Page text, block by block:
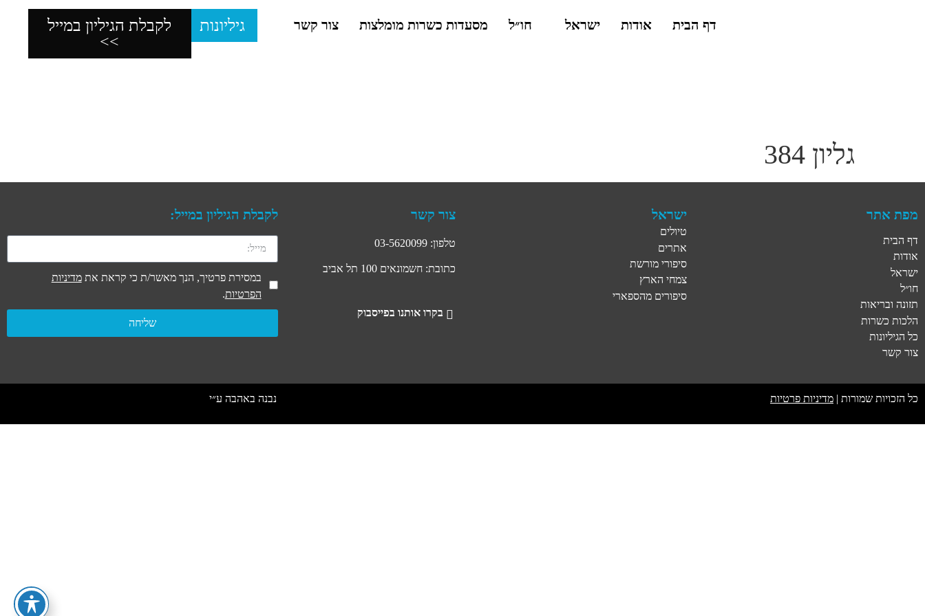
דף הבית אודות ישראל חו״ל מסעדות כשרות מומלצות צור קשר גיליונות
לקבלת הגיליון במייל
>>
גליון 384
מפת אתר
דף הבית
אודות
ישראל
חו״ל
תזונה ובריאות
הלכות כשרות
כל הגיליונות
צור קשר
ישראל
טיולים
אתרים
סיפורי מורשת
צמחי הארץ
סיפורים מהספארי
צור קשר
טלפון: 03-5620099
כתובת: חשמונאים 100 תל אביב
בקרו אותנו בפייסבוק
לקבלת הגיליון במייל:
במסירת פרטיך, הנך מאשר/ת כי קראת אתמדיניות
הפרטיות.
שליחה
כל הזכויות שמורות | מדיניות פרטיות נבנה באהבה ע״י